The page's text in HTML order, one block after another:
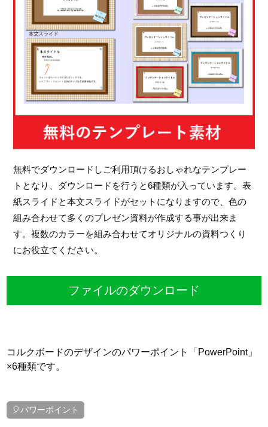
無料でダウンロードしご利用頂けるおしゃれなテンプレー
トとなり、ダウンロードを行うと6種類が入っています。表
紙スライドと本文スライドがセットになりますので、色の
組み合わせて多くのプレゼン資料が作成する事が出来ま
す。複数のカラーを組み合わせてオリジナルの資料つくり
にお役立てください。
ファイルのダウンロード
コルクボードのデザインのパワーポイント「PowerPoint」
×6種類です。
🎈パワーポイント